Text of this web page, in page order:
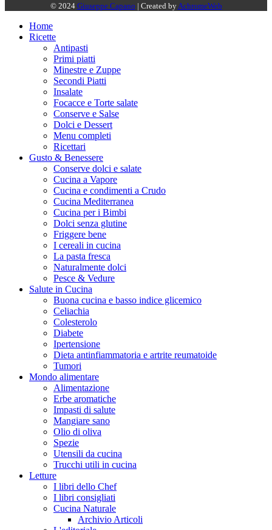
© 2024 Giuseppe Capano | Created by AchromeWeb
Home
Ricette
Antipasti
Primi piatti
Minestre e Zuppe
Secondi Piatti
Insalate
Focacce e Torte salate
Conserve e Salse
Dolci e Dessert
Menu completi
Ricettari
Gusto & Benessere
Conserve dolci e salate
Cucina a Vapore
Cucina e condimenti a Crudo
Cucina Mediterranea
Cucina per i Bimbi
Dolci senza glutine
Friggere bene
I cereali in cucina
La pasta fresca
Naturalmente dolci
Pesce & Vedure
Salute in Cucina
Buona cucina e basso indice glicemico
Celiachia
Colesterolo
Diabete
Ipertensione
Dieta antinfiammatoria e artrite reumatoide
Tumori
Mondo alimentare
Alimentazione
Erbe aromatiche
Impasti di salute
Mangiare sano
Olio di oliva
Spezie
Utensili da cucina
Trucchi utili in cucina
Letture
I libri dello Chef
I libri consigliati
Cucina Naturale
Archivio Articoli